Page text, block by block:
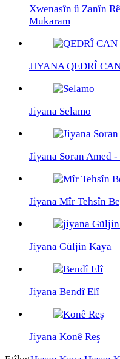
Xwenasîn û Zanîn
Mukaram
JIYANA QEDRÎ
Jiyana Selamo
Jiyana Soran Amed
Jiyana Mîr Tehsîn
Jiyana Güljin Kaya
Jiyana Bendî Elî
Jiyana Konê Reş